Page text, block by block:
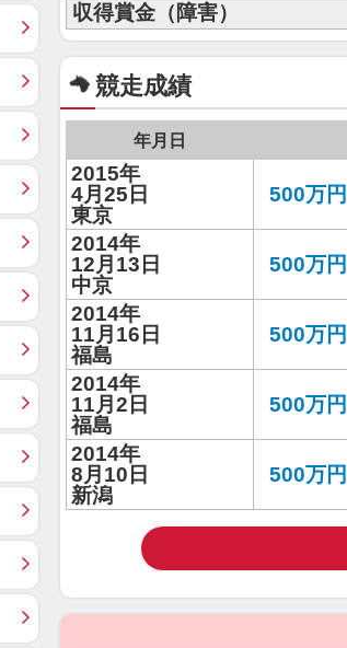
収得賞金（障害）
競走成績
年月日
2015年
4月25日
東京
500万
2014年
12月13日
中京
500万
2014年
11月16日
福島
500万
2014年
11月2日
福島
500万
2014年
8月10日
新潟
500万